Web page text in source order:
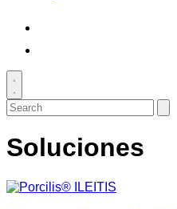
Toggle
search
Search
for:
Soluciones